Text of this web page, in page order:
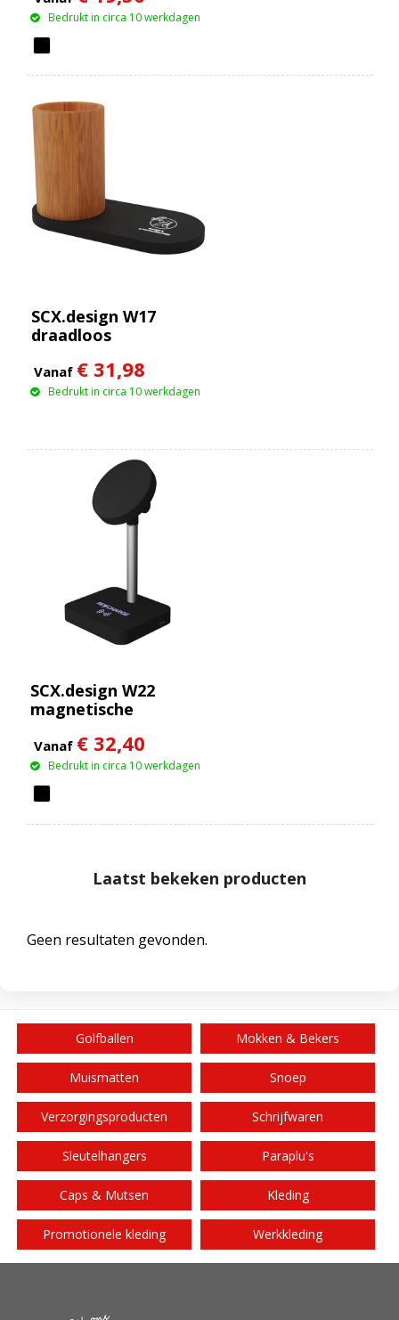
Bedrukt in circa 10 werkdagen
SCX.design W17
draadloos
W met oplichtend
logo en
Vanaf € 31,98
Bedrukt in circa 10 werkdagen
SCX.design W22
magnetische
15 W + 5 W
Vanaf € 32,40
Bedrukt in circa 10 werkdagen
Laatst bekeken producten
Geen resultaten gevonden.
Golfballen Mokken & Bekers
Muismatten Snoep
Verzorgingsproducten Schrijfwaren
Sleutelhangers Paraplu's
Caps & Mutsen Kleding
Promotionele kleding Werkkleding